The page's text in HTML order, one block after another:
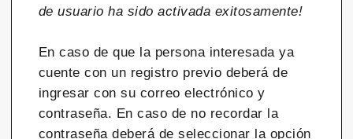
de usuario ha sido activada exitosamente!
En caso de que la persona interesada ya
cuente con un registro previo deberá de
ingresar con su correo electrónico y
contraseña. En caso de no recordar la
contraseña deberá de seleccionar la opción